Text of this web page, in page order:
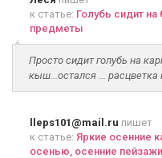
к статье: Голубь сидит
предметы
Просто сидит голубь на
кыш...остался ... расцветка
lleps101@mail.ru пишет
к статье: Яркие осенние
осенью, осенние пейзажи